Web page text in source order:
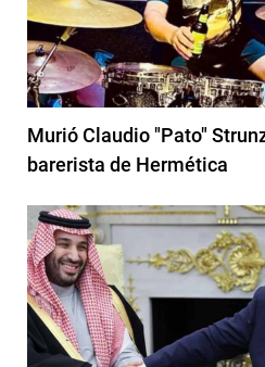
Murió Claudio "Pato"
barerista de Hermética